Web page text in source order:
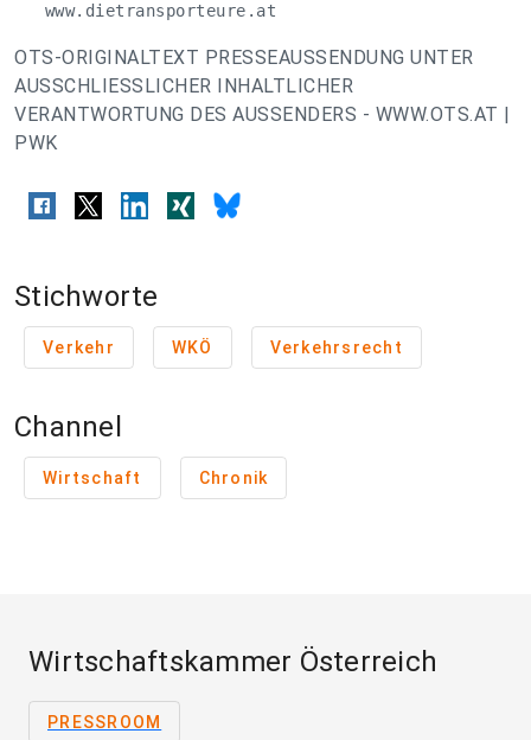
   www.dietransporteure.at
OTS-ORIGINALTEXT PRESSEAUSSENDUNG UNTER
AUSSCHLIESSLICHER INHALTLICHER
VERANTWORTUNG DES AUSSENDERS - WWW.OTS.AT |
PWK
Stichworte
Verkehr WKÖ Verkehrsrecht
Channel
Wirtschaft Chronik
Wirtschaftskammer Österreich
PRESSROOM